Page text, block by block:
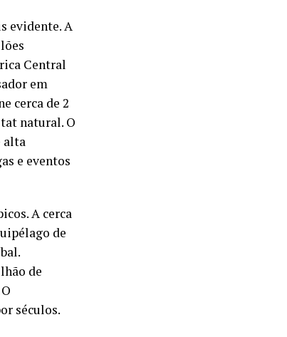
evidente. A
Central
em
cerca de 2
natural. O
alta
e eventos
A cerca
de
de
séculos.